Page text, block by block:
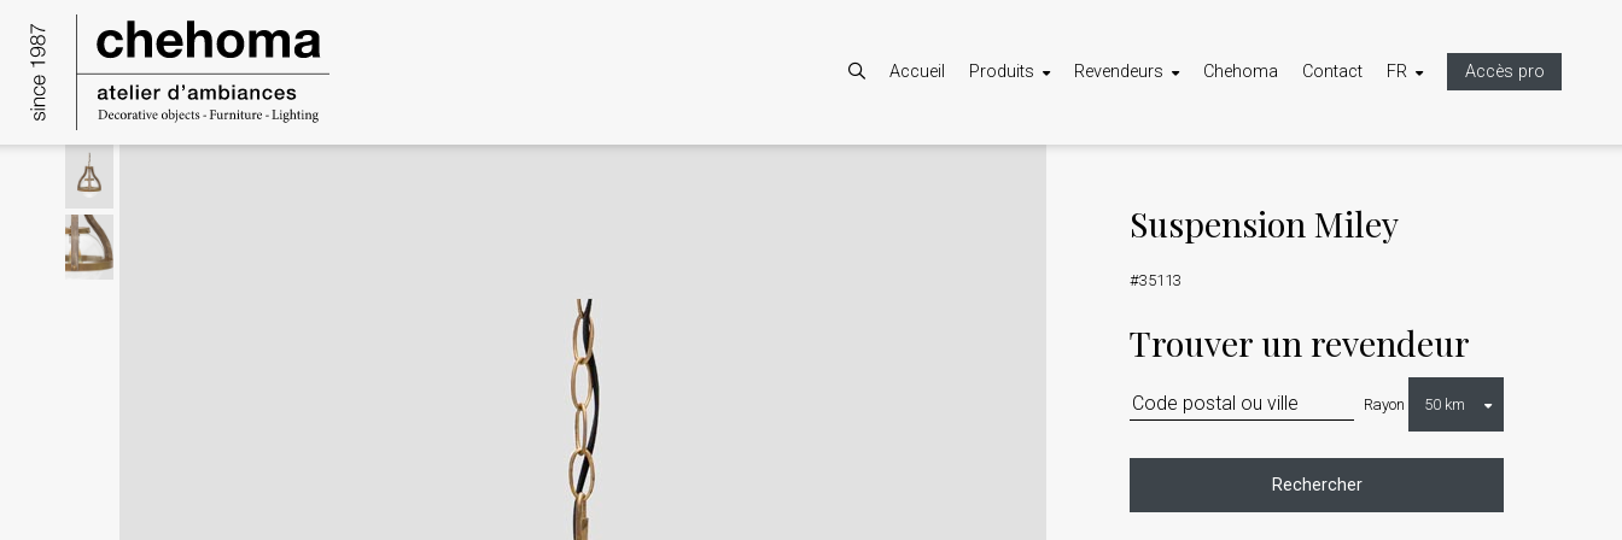
Accueil Produits Revendeurs Chehoma Contact FR Accès pro
Suspension Miley
#35113
Trouver un revendeur
Rayon
Rechercher
Panneau de gestion des cookies